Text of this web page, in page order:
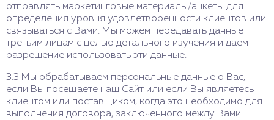
отправлять маркетинговые материалы/анкеты для
определения уровня удовлетворенности клиентов или
связываться с Вами. Мы можем передавать данные
третьим лицам с целью детального изучения и даем
разрешение использовать эти данные.
3.3 Мы обрабатываем персональные данные о Вас,
если Вы посещаете наш Сайт или если Вы являетесь
клиентом или поставщиком, когда это необходимо для
выполнения договора, заключенного между Вами.